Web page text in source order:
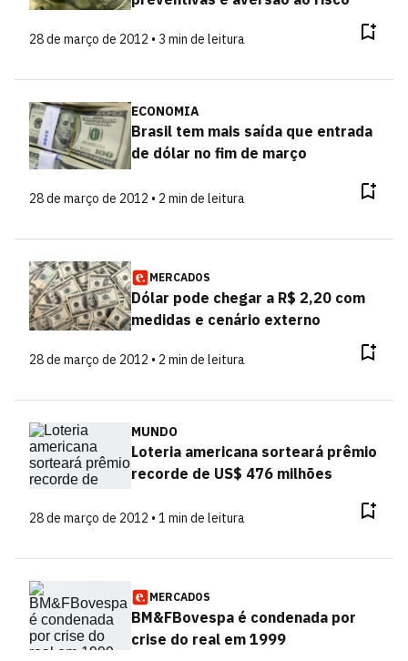
28 de março de 2012 • 3 min de leitura
ECONOMIA
Brasil tem mais saída que entrada
de dólar no fim de março
28 de março de 2012 • 2 min de leitura
MERCADOS
Dólar pode chegar a R$ 2,20 com
medidas e cenário externo
28 de março de 2012 • 2 min de leitura
MUNDO
Loteria americana sorteará prêmio
recorde de US$ 476 milhões
28 de março de 2012 • 1 min de leitura
MERCADOS
BM&FBovespa é condenada por
crise do real em 1999